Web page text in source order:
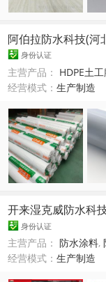
阿伯拉防水科技(河
身份认证
主营产品： HDPE土
经营模式：生产制造
开来湿克威防水科
身份认证
主营产品： 防水涂料,
经营模式：生产制造